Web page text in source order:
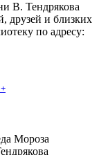
В. Тендрякова
друзей и близких
по адресу:
Мороза